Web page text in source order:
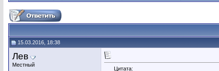
15.03.2016, 18:38
Лев
Местный
Цитата: